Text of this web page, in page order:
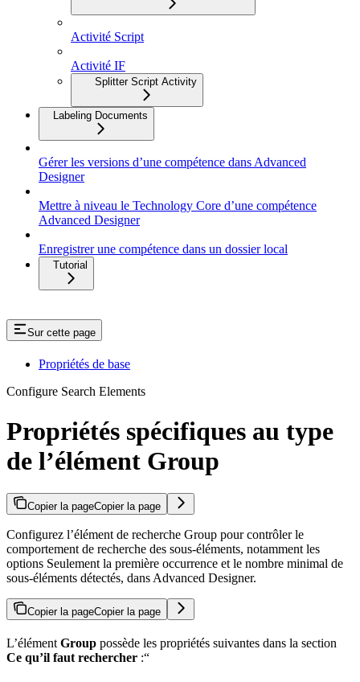
Activité Script
Activité IF
Splitter Script Activity
Labeling Documents
Gérer les versions d’une compétence dans Advanced
Designer
Mettre à niveau le Technology Core d’une compétence
Advanced Designer
Enregistrer une compétence dans un dossier local
Tutorial
Sur cette page
Propriétés de base
Configure Search Elements
Propriétés spécifiques au type
de l’élément Group
Copier la pageCopier la page
Configurez l’élément de recherche Group pour contrôler le
comportement de recherche des sous-éléments, notamment les
options Seulement la première occurrence et le nombre minimal de
sous-éléments détectés, dans Advanced Designer.
Copier la pageCopier la page
L’élément Group possède les propriétés suivantes dans la section
Ce qu’il faut rechercher :“